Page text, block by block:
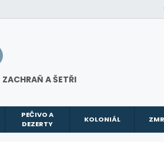
ZACHRAŇ A ŠETŘI
PEČIVO A
DEZERTY
KOLONIÁL